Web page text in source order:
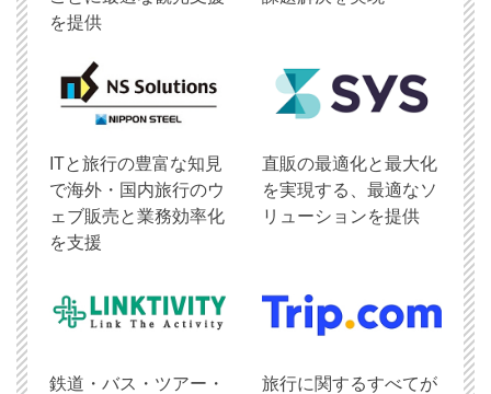
を提供
ITと旅行の豊富な知見
で海外・国内旅行のウ
ェブ販売と業務効率化
を支援
直販の最適化と最大化
を実現する、最適なソ
リューションを提供
鉄道・バス・ツアー・
旅行に関するすべてが